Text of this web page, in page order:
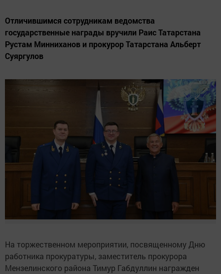
Отличившимся сотрудникам ведомства
государственные награды вручили Раис Татарстана
Рустам Минниханов и прокурор Татарстана Альберт
Суяргулов
На торжественном мероприятии, посвященному Дню
работника прокуратуры, заместитель прокурора
Мензелинского района Тимур Габдуллин награжден